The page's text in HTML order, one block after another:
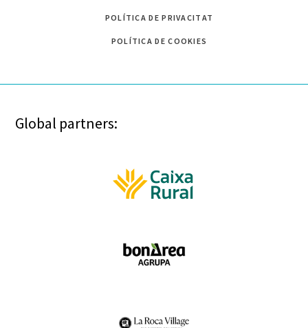
POLÍTICA DE PRIVACITAT
POLÍTICA DE COOKIES
Global partners: